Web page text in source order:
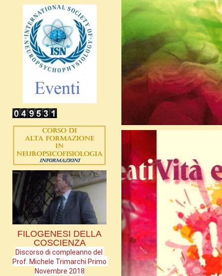
FILOGENESI DELLA
COSCIENZA
Discorso di compleanno del
Prof. Michele Trimarchi Primo
Novembre 2018